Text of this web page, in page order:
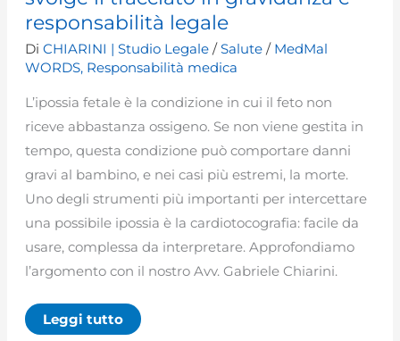
responsabilità legale
DiCHIARINI | Studio Legale/Salute / MedMal
WORDS, Responsabilità medica
L’ipossia fetale è la condizione in cui il feto non
riceve abbastanza ossigeno. Se non viene gestita in
tempo, questa condizione può comportare danni
gravi al bambino, e nei casi più estremi, la morte.
Uno degli strumenti più importanti per intercettare
una possibile ipossia è la cardiotocografia: facile da
usare, complessa da interpretare. Approfondiamo
l’argomento con il nostro Avv. Gabriele Chiarini.
Cardiotocografia
(CTG):
Leggi tutto